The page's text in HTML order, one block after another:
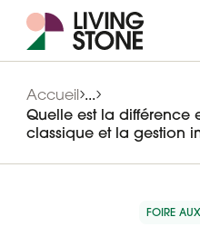
Accueil ...
Quelle est la différence
classique et la gestion
FOIRE